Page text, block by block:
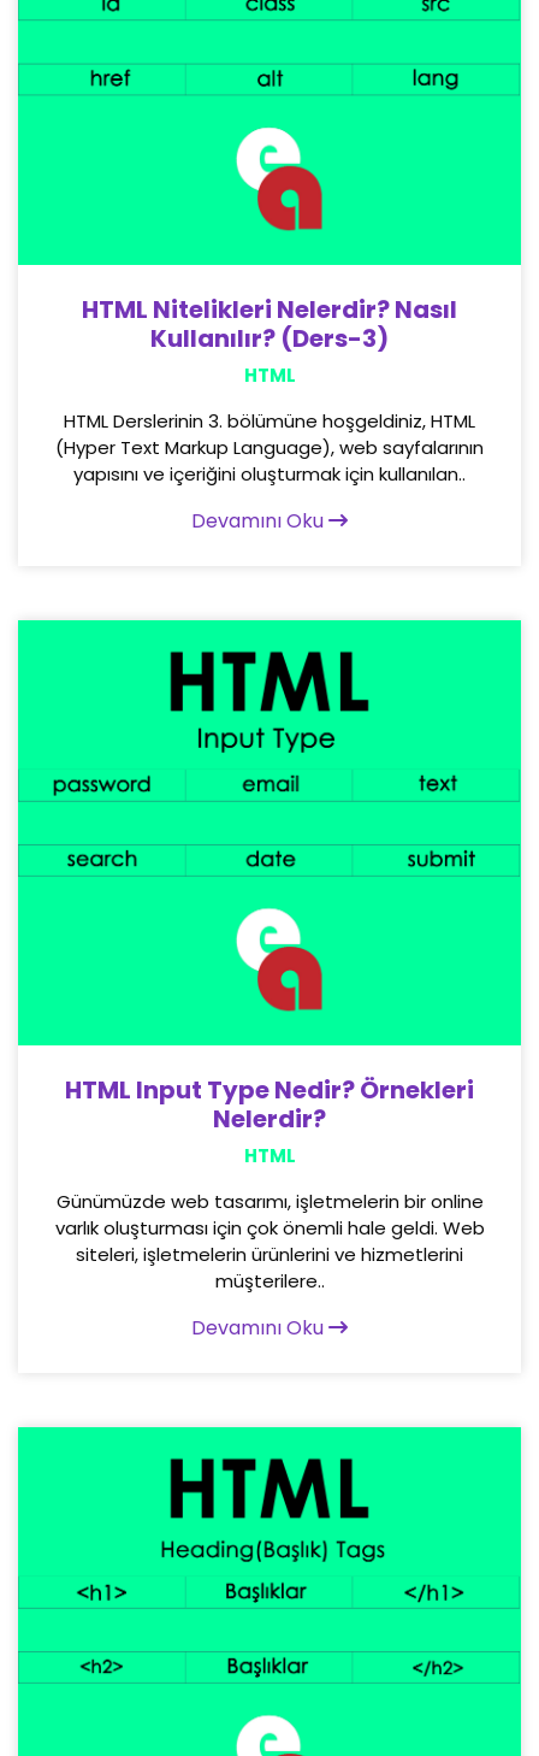
HTML Nitelikleri Nelerdir? Nasıl
Kullanılır? (Ders-3)
HTML
HTML Derslerinin 3. bölümüne hoşgeldiniz, HTML
(Hyper Text Markup Language), web sayfalarının
yapısını ve içeriğini oluşturmak için kullanılan..
Devamını Oku
HTML Input Type Nedir? Örnekleri
Nelerdir?
HTML
Günümüzde web tasarımı, işletmelerin bir online
varlık oluşturması için çok önemli hale geldi. Web
siteleri, işletmelerin ürünlerini ve hizmetlerini
müşterilere..
Devamını Oku